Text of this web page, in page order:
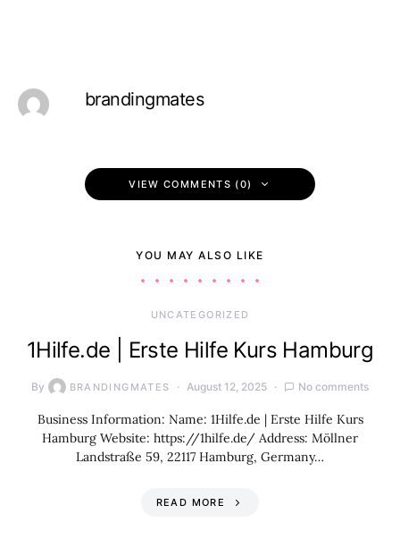
brandingmates
VIEW COMMENTS (0)
YOU MAY ALSO LIKE
UNCATEGORIZED
1Hilfe.de | Erste Hilfe Kurs Hamburg
By BRANDINGMATES August 12, 2025 No comments
Business Information: Name: 1Hilfe.de | Erste Hilfe Kurs
Hamburg Website: https://1hilfe.de/ Address: Möllner
Landstraße 59, 22117 Hamburg, Germany…
READ MORE